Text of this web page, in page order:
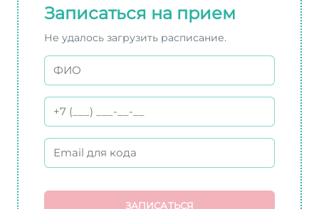
Записаться на прием
Не удалось загрузить расписание.
ЗАПИСАТЬСЯ